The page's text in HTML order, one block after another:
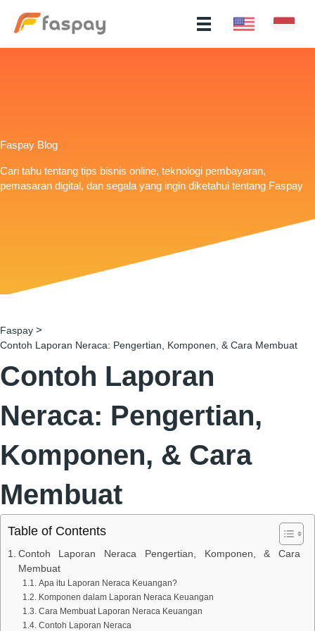
Faspay Blog
Cari tahu tentang tips bisnis online, teknologi pembayaran,
pemasaran digital, dan segala yang ingin diketahui tentang Faspay
Faspay >
Contoh Laporan Neraca: Pengertian, Komponen, & Cara Membuat
Contoh Laporan
Neraca: Pengertian,
Komponen, & Cara
Membuat
Table of Contents
Contoh Laporan Neraca Pengertian, Komponen, & Cara
Membuat
Apa itu Laporan Neraca Keuangan?
Komponen dalam Laporan Neraca Keuangan
Cara Membuat Laporan Neraca Keuangan
Contoh Laporan Neraca